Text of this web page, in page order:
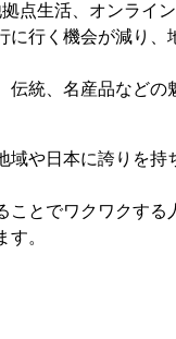
点生活、オンライ
に行く機会が減り、
伝統、名産品などの
域や日本に誇りを持
ことでワクワクする
。